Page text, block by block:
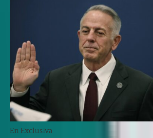
En Exclusiva